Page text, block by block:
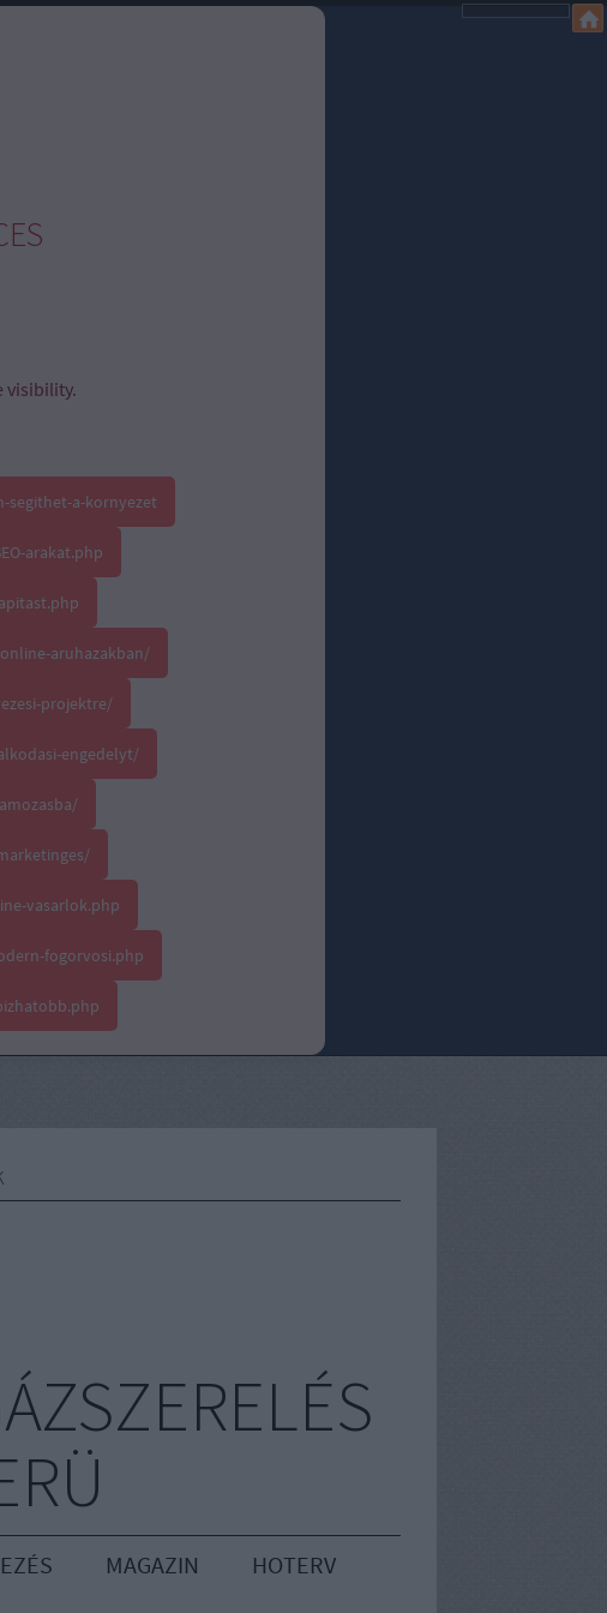
visibility.
segithet-a-kornyezet
arakat.php
aruhazakban/
projektre/
engedelyt/
vasarlok.php
fogorvosi.php
MAGAZIN
HOTERV